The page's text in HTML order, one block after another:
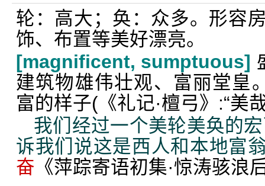
轮：高大；奂：众多。形容
饰、布置等美好漂亮。
[magnificent, sumptuous]
建筑物雄伟壮观、富丽堂皇
富的样子(《礼记·檀弓》:“美
我们经过一个美轮美奂的
诉我们说这是西人和本地
奋 《萍踪寄语初集·惊涛骇浪